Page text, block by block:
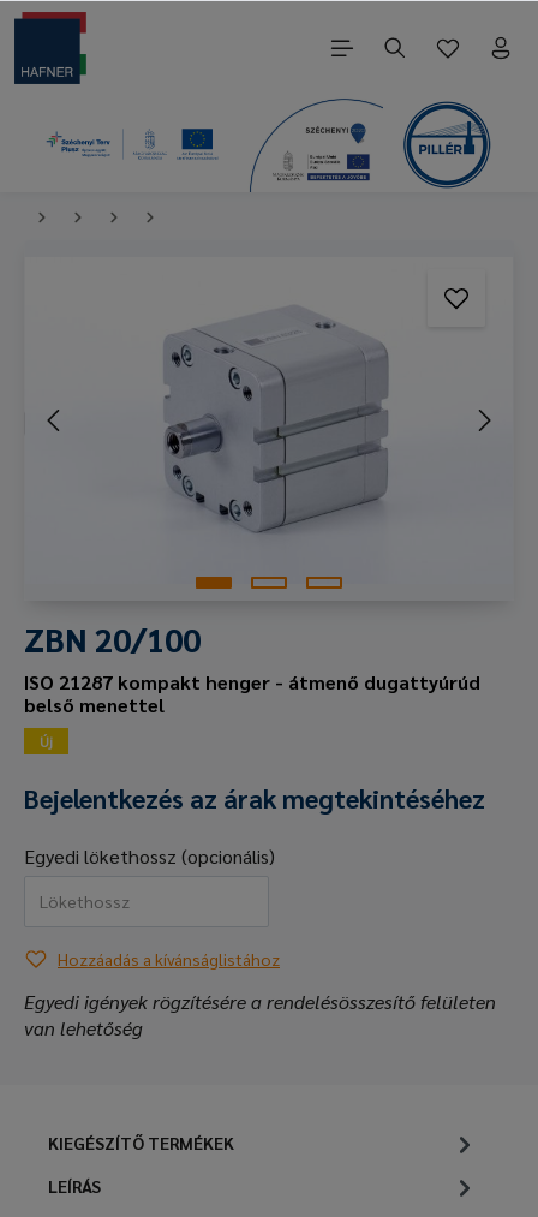
ZBN 20/100
ISO 21287 kompakt henger - átmenő dugattyúrúd
belső menettel
Új
Bejelentkezés az árak megtekintéséhez
Egyedi lökethossz (opcionális)
Hozzáadás a kívánságlistához
Egyedi igények rögzítésére a rendelésösszesítő felületen
van lehetőség
KIEGÉSZÍTŐ TERMÉKEK
LEÍRÁS